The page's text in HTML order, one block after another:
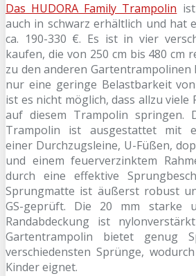
Das HUDORA Family Trampolin
auch in schwarz erhältlich und hat
ca. 190-330 €. Es ist in vier
kaufen, die von 250 cm bis 480 cm
zu den anderen Gartentrampolinen
nur eine geringe Belastbarkeit
ist es nicht möglich, dass allzu viele
auf diesem Trampolin springen.
Trampolin ist ausgestattet mit
einer Durchzugsleine, U-Füßen,
und einem feuerverzinktem
durch eine effektive
Sprungmatte ist äußerst robust
GS-geprüft. Die 20 mm starke
Randabdeckung ist
Gartentrampolin bietet genug
verschiedensten Sprünge,
Kinder eignet.